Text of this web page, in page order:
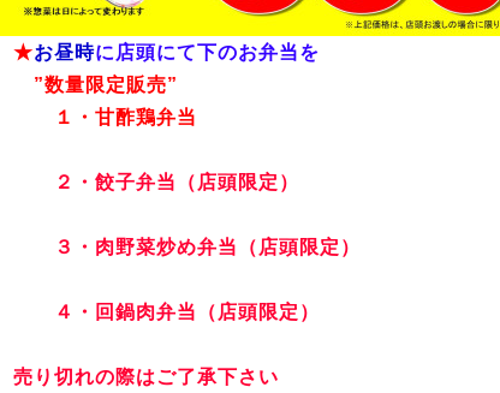
★お昼時に店頭にて下のお弁当を
”数量限定販売”
１・甘酢鶏弁当
２・餃子弁当（店頭限定）
３・肉野菜炒め弁当（店頭限定）
４・回鍋肉弁当（店頭限定）
売り切れの際はご了承下さい